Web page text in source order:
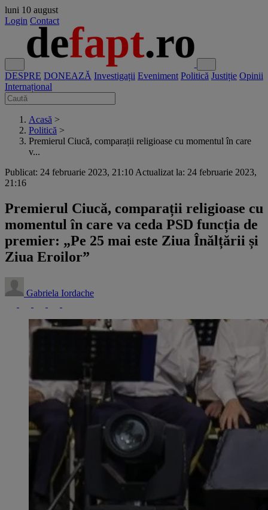
luni 10 august
Login Contact
DESPRE DONEAZĂ Investigații Eveniment Politică Justiție Opinii
Internațional
Acasă >
Politică >
Premierul Ciucă, comparații religioase cu momentul în care
v...
Publicat: 24 februarie 2023, 21:10 Actualizat la: 24 februarie 2023,
21:16
Premierul Ciucă, comparații religioase cu
momentul în care va ceda PSD funcția de
premier: „Pe 25 mai este Ziua Înălțării și
Ziua Eroilor”
Gabriela Iordache